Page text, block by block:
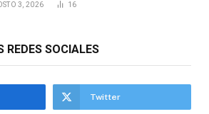
3, 2026 16
REDES SOCIALES
Twitter